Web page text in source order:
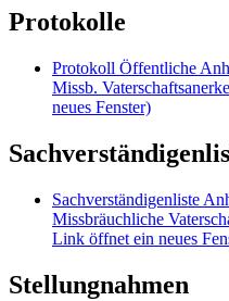
Protokolle
Protokoll Öffentliche
Missb.
neues Fenster)
Sachverständigenliste
Missbräuchliche
Link öffnet ein neues
Stellungnahmen